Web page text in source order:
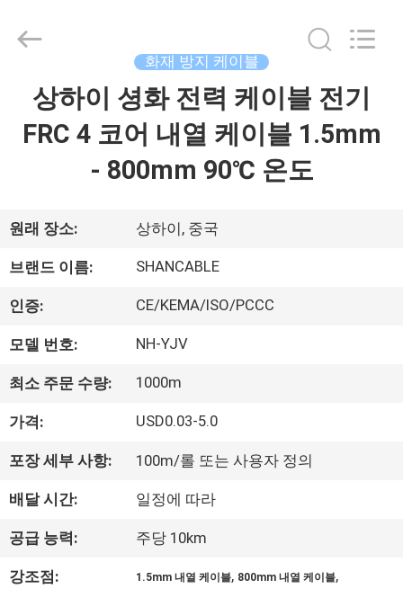
소
개
동
VR
쇼
(Group)
Rights
화재 방지 케이블
상하이 셩화 전력 케이블 전기
FRC 4 코어 내열 케이블 1.5mm
- 800mm 90℃ 온도
원래 장소: 상하이, 중국
브랜드 이름: SHANCABLE
인증: CE/KEMA/ISO/PCCC
모델 번호: NH-YJV
최소 주문 수량: 1000m
가격: USD0.03-5.0
포장 세부 사항: 100m/롤 또는 사용자 정의
배달 시간: 일정에 따라
공급 능력: 주당 10km
강조점: 1.5mm 내열 케이블, 800mm 내열 케이블,